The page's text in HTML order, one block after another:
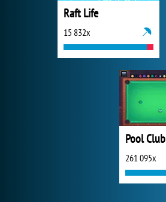
Raft Life
15 832x
Pool Club
261 095x